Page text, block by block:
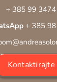
+ 385 99
+ 385
Kontaktirajte